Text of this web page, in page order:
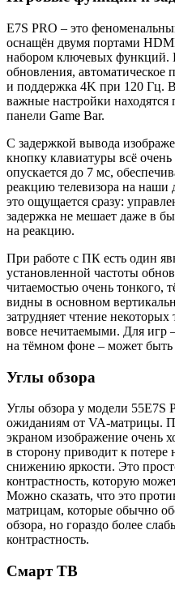
E7S PRO – это
оснащён двумя портами
набором ключевых функций.
обновления,
и поддержка 4K при 120 Гц.
важные настройки
панели Game Bar.
С задержкой вывода
кнопку клавиатуры всё
опускается до 7 мс,
реакцию телевизора на
это ощущается сразу:
задержка не мешает даже в
на реакцию.
При работе с ПК есть один
установленной частоты
читаемостью очень тонкого,
видны в основном
затрудняет чтение некоторых
вовсе нечитаемыми. Для игр
на тёмном фоне – может
Углы обзора
Углы обзора у модели 55E7S
ожиданиям от VA-матрицы.
экраном изображение очень
в сторону приводит к
снижению яркости. Это
контрастность, которую
Можно сказать, что это
матрицам, которые обычно
обзора, но гораздо более
контрастность.
Смарт ТВ